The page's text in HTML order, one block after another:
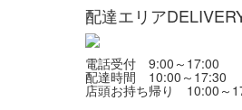
配達エリア
電話受付 9:00～17:00
配達時間 10:00～17:30
店頭お持ち帰り 10:00～